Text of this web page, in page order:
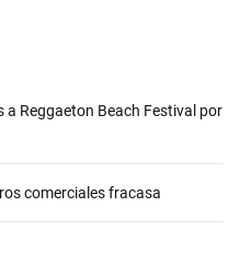
Reggaeton Beach Festival por
comerciales fracasa